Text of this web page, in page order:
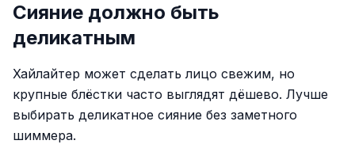
Сияние должно быть
деликатным
Хайлайтер может сделать лицо свежим, но
крупные блёстки часто выглядят дёшево. Лучше
выбирать деликатное сияние без заметного
шиммера.